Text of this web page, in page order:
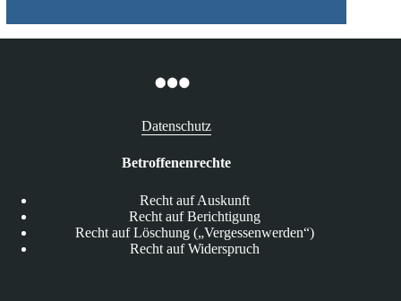
Datenschutz
Betroffenenrechte
Recht auf Auskunft
Recht auf Berichtigung
Recht auf Löschung („Vergessenwerden“)
Recht auf Widerspruch